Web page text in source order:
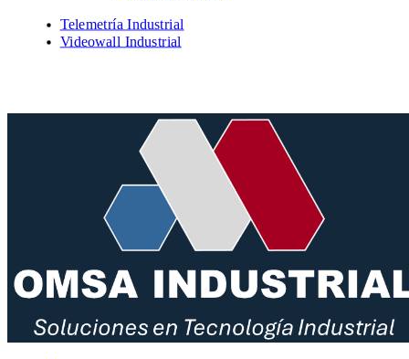
Telemetría Industrial
Videowall Industrial